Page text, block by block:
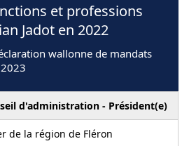
et professions
Jadot en 2022
wallonne de mandats
d'administration - Président(e)
de la région de Fléron